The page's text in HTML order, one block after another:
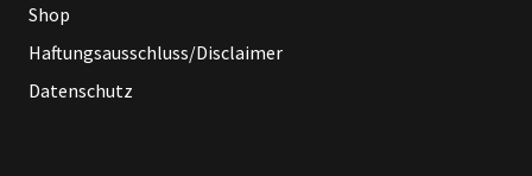
Shop
Haftungsausschluss/Disclaimer
Datenschutz